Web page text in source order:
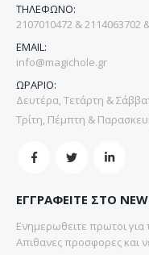
ΤΗΛΕΦΩΝΟ:
2107010472 & 2114063702
EMAIL:
info@magichole.gr
ΩΡΑΡΙΟ:
Δευτέρα, Τετάρτη &
Τρίτη, Πέμπτη &
ΕΓΓΡΑΦΕΙΤΕ ΣΤΟ
Ενημερωθειτε πρωτοι για
Απιθανες προσφορες και